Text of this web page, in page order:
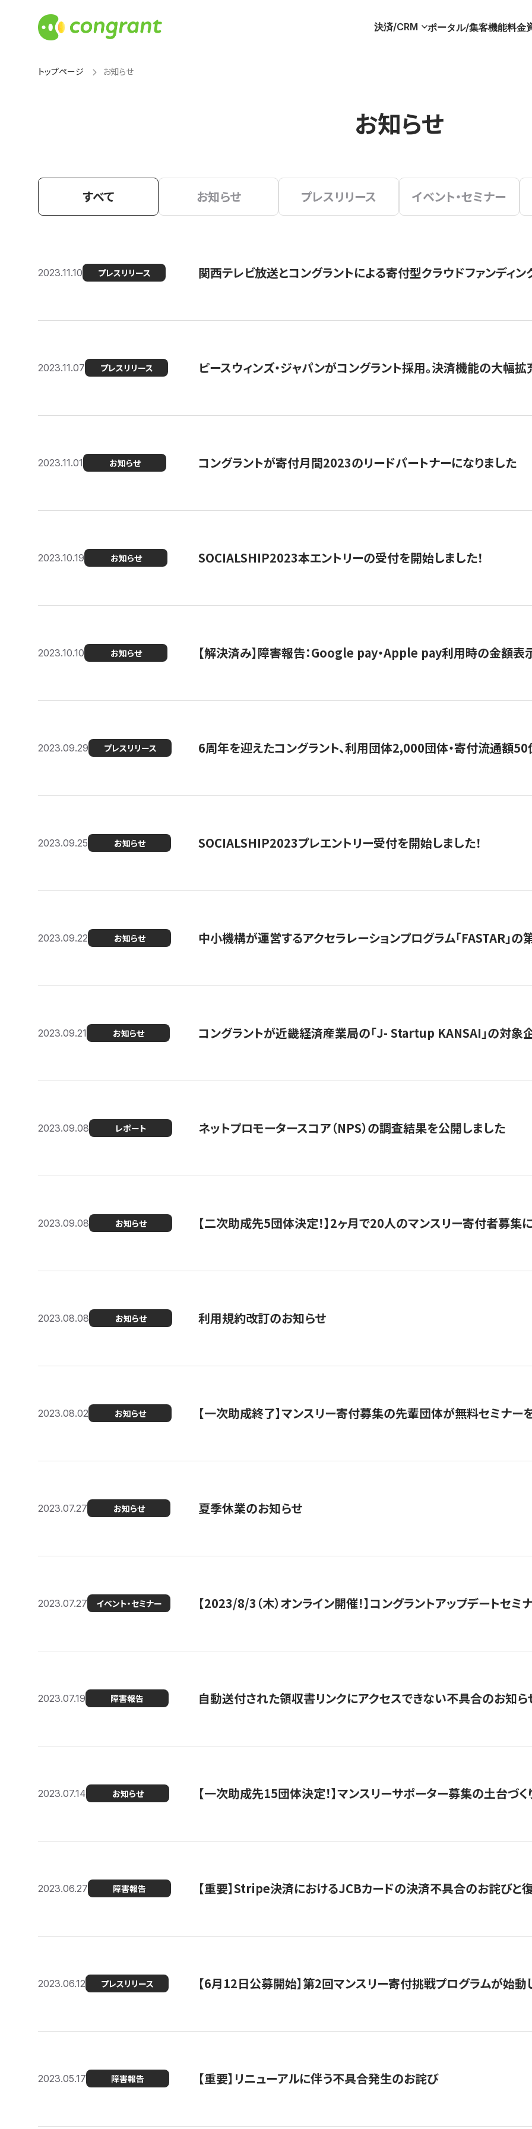
決済/CRM ポータル/集客機能料金
トップページ お知らせ
お知らせ
すべて お知らせ プレスリリース イベント・セミナー
2023.11.10 プレスリリース 関西テレビ放送とコングラントによる寄付型クラウドファンディ
2023.11.07 プレスリリース ピースウィンズ・ジャパンがコングラント採用。決済機能の大幅
2023.11.01 お知らせ コングラントが寄付月間2023のリードパートナーになりました
2023.10.19 お知らせ SOCIALSHIP2023本エントリーの受付を開始しました！
2023.10.10 お知らせ 【解決済み】障害報告：Google pay・Apple pay利用時の金額表
2023.09.29 プレスリリース 6周年を迎えたコングラント、利用団体2,000団体・寄付流通額50
2023.09.25 お知らせ SOCIALSHIP2023プレエントリー受付を開始しました！
2023.09.22 お知らせ 中小機構が運営するアクセラレーションプログラム「FASTAR」
2023.09.21 お知らせ コングラントが近畿経済産業局の「J- Startup KANSAI」の対象
2023.09.08 レポート ネットプロモータースコア（NPS）の調査結果を公開しました
2023.09.08 お知らせ 【二次助成先5団体決定！】2ヶ月で20人のマンスリー寄付者募集
2023.08.08 お知らせ 利用規約改訂のお知らせ
2023.08.02 お知らせ 【一次助成終了】マンスリー寄付募集の先輩団体が無料セミナー
2023.07.27 お知らせ 夏季休業のお知らせ
2023.07.27 イベント・セミナー 【2023/8/3（木）オンライン開催！】コングラントアップデートセ
2023.07.19 障害報告 自動送付された領収書リンクにアクセスできない不具合のお知ら
2023.07.14 お知らせ 【一次助成先15団体決定！】マンスリーサポーター募集の土台づ
2023.06.27 障害報告 【重要】Stripe決済におけるJCBカードの決済不具合のお詫びと
2023.06.12 プレスリリース 【6月12日公募開始】第2回マンスリー寄付挑戦プログラムが始動
2023.05.17 障害報告 【重要】リニューアルに伴う不具合発生のお詫び